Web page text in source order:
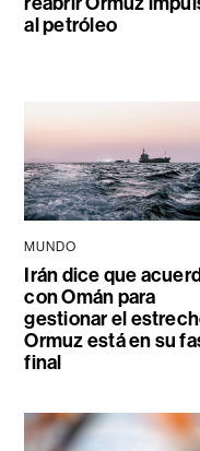
al petróleo
MUNDO
Irán dice que
con Omán para
gestionar el
Ormuz está en su
final